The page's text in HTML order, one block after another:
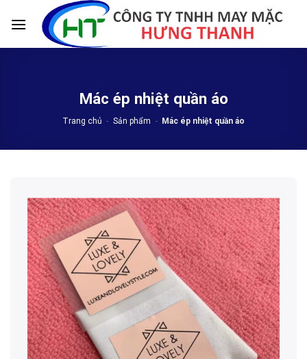
Mác ép nhiệt quần áo
Trang chủ - Sản phẩm - Mác ép nhiệt quần áo